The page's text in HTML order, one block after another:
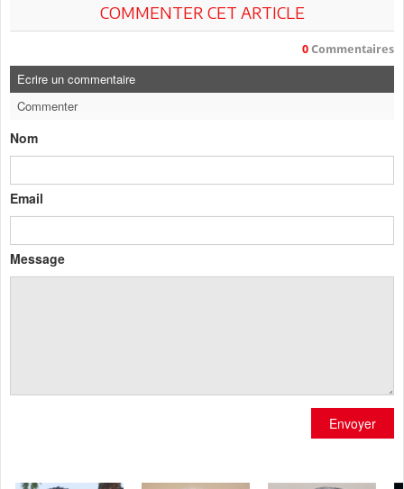
COMMENTER CET ARTICLE
0 Commentaires
Ecrire un commentaire
Commenter
Nom
Email
Message
Envoyer